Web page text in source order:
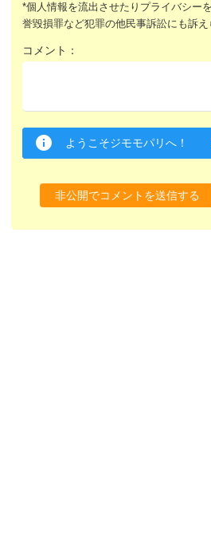
*個人情報を流出させたりプライバシー
誉毀損罪など犯罪の他民事訴訟にも訴え
コメント：
ようこそジモモパリへ！
非公開でコメントを送信する